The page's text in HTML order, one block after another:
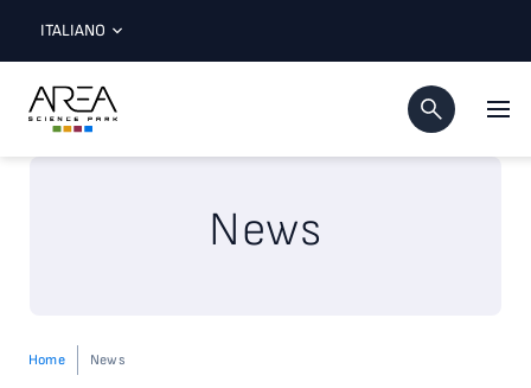
ITALIANO
News
Home News